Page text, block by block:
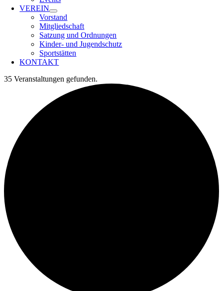
VEREIN
Vorstand
Mitgliedschaft
Satzung und Ordnungen
Kinder- und Jugendschutz
Sportstätten
KONTAKT
35 Veranstaltungen gefunden.